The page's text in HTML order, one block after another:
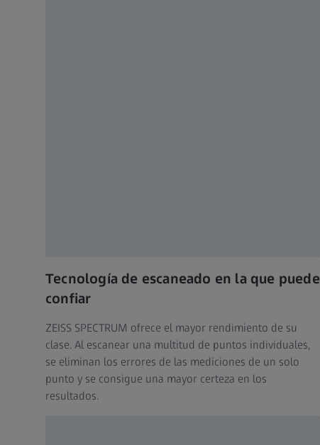
Tecnología de escaneado en la que puede
confiar
ZEISS SPECTRUM ofrece el mayor rendimiento de su
clase. Al escanear una multitud de puntos individuales,
se eliminan los errores de las mediciones de un solo
punto y se consigue una mayor certeza en los
resultados.